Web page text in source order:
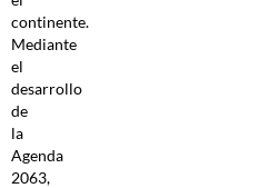
continente.
Mediante
el
desarrollo
de
la
Agenda
2063,